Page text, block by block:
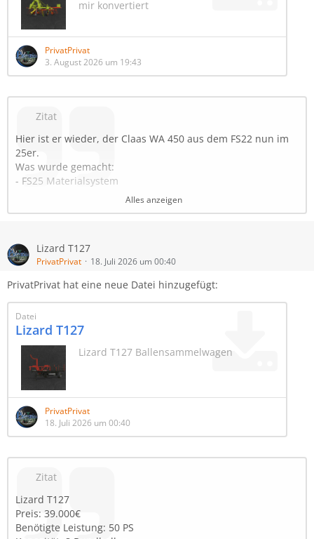
mir konvertiert
PrivatPrivat
3. August 2026 um 19:43
Zitat
Hier ist er wieder, der Claas WA 450 aus dem FS22 nun im
25er.
Was wurde gemacht:
- FS25 Materialsystem
- Bodenanpassung verbessert
- Gewicht und Gewichtsverteilung verbessert
- Preis: 2760 €
- Benötigte Leistung: 30 PS
- Arbeitsbreite: 4.5 m
Auch hier wieder ein großes Dankeschön an
Freigaben gegeben hat.
Alles anzeigen
Lizard T127
PrivatPrivat 18. Juli 2026 um 00:40
PrivatPrivat hat eine neue Datei hinzugefügt:
Datei
Lizard T127
Lizard T127 Ballensammelwagen
PrivatPrivat
18. Juli 2026 um 00:40
Zitat
Lizard T127
Preis: 39.000€
Benötigte Leistung: 50 PS